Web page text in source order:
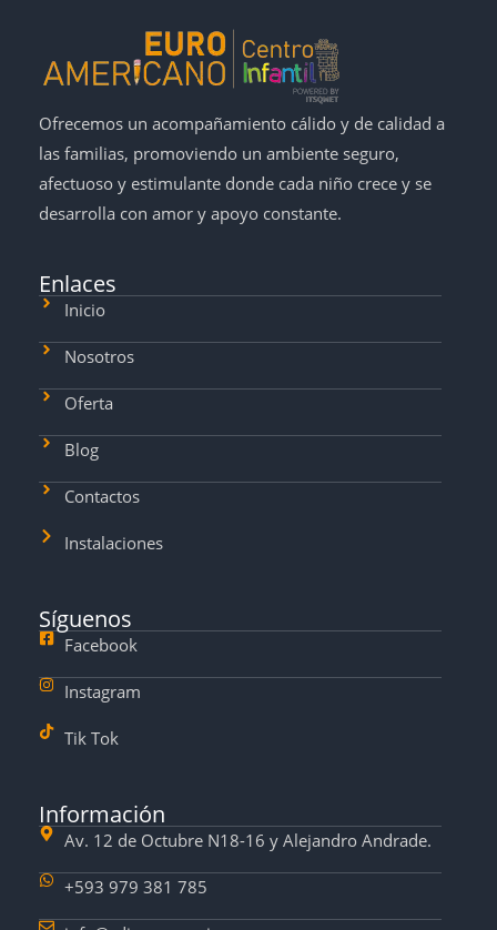
Ofrecemos un acompañamiento cálido y de calidad a
las familias, promoviendo un ambiente seguro,
afectuoso y estimulante donde cada niño crece y se
desarrolla con amor y apoyo constante.
Enlaces
Inicio
Nosotros
Oferta
Blog
Contactos
Instalaciones
Síguenos
Facebook
Instagram
Tik Tok
Información
Av. 12 de Octubre N18-16 y Alejandro Andrade.
+593 979 381 785